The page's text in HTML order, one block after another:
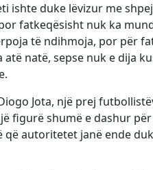
ishte duke lëvizur me
fatkeqësisht nuk ka
të ndihmoja, por për
natë, sepse nuk e dija
Jota, një prej
figurë shumë e dashur
autoritetet janë ende